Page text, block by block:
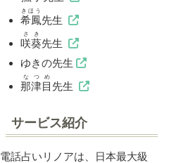
希鳳
きほう
先生
咲葵
さき
先生
ゆきの先生
那津目
なつめ
先生
サービス紹介
電話占いリノアは、日本最大級